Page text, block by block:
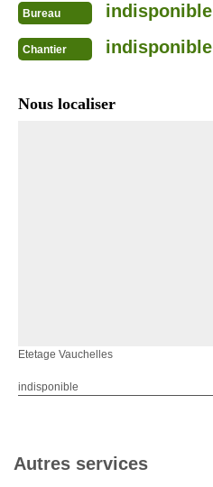
Bureau indisponible
Chantier indisponible
Nous localiser
Etetage Vauchelles
indisponible
Autres services